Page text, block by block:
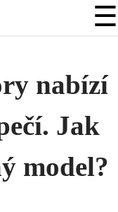
☰
nabízí
Jak
model?